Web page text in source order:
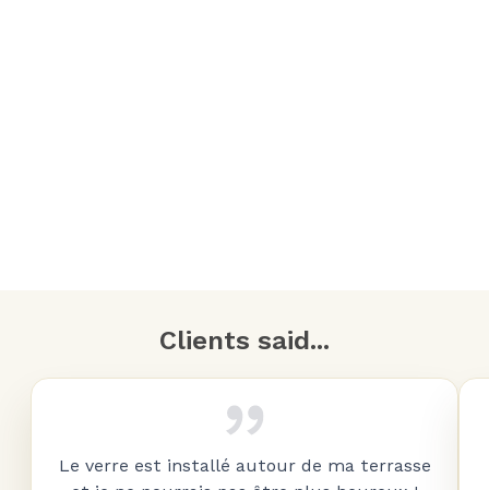
Clients said...
Le verre est installé autour de ma terrasse